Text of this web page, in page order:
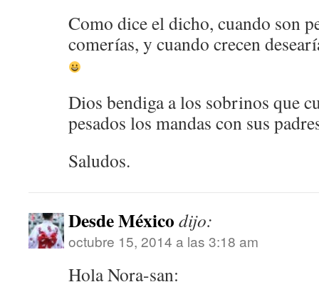
Como dice el dicho, cuando son
comerías, y cuando crecen
Dios bendiga a los sobrinos que
pesados los mandas con sus
Saludos.
Desde México dijo:
octubre 15, 2014 a las 3:18 am
Hola Nora-san: